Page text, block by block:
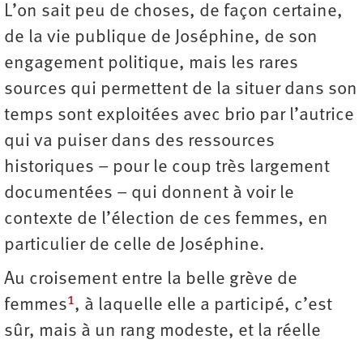
L’on sait peu de choses, de façon certaine,
de la vie publique de Joséphine, de son
engagement politique, mais les rares
sources qui permettent de la situer dans son
temps sont exploitées avec brio par l’autrice
qui va puiser dans des ressources
historiques – pour le coup très largement
documentées – qui donnent à voir le
contexte de l’élection de ces femmes, en
particulier de celle de Joséphine.
Au croisement entre la belle grève de
femmes1, à laquelle elle a participé, c’est
sûr, mais à un rang modeste, et la réelle